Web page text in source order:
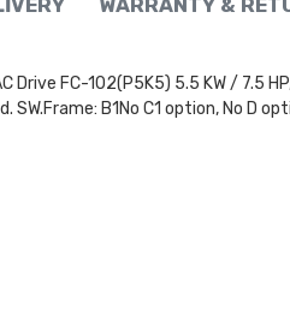
FC-102(P5K5) 5.5 KW / 7.5
B1No C1 option, No D